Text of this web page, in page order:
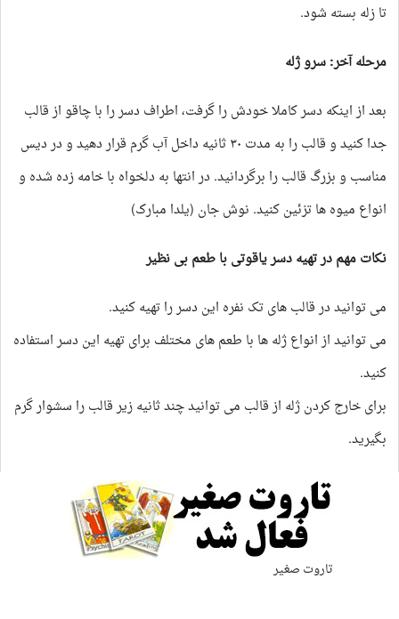
تا زله بسته شود.
مرحله آخر: سرو ژله
بعد از اینکه دسر کاملا خودش را گرفت، اطراف دسر را با چاقو از قالب
جدا کنید و قالب را به مدت ۳۰ ثانیه داخل آب گرم قرار دهید و در دیس
مناسب و بزرگ قالب را برگردانید. در انتها به دلخواه با خامه زده شده و
انواع میوه ها تزئین کنید. نوش جان (یلدا مبارک)
نکات مهم در تهیه دسر یاقوتی با طعم بی نظیر
می توانید در قالب های تک نفره این دسر را تهیه کنید.
می توانید از انواع ژله ها با طعم های مختلف برای تهیه این دسر استفاده
کنید.
برای خارج کردن ژله از قالب می توانید چند ثانیه زیر قالب را سشوار گرم
بگیرید.
تاروت صغیر